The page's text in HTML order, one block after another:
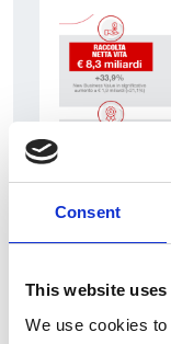
Consent
This website
We use cookies
7 srpna 2026
Čistý zisk